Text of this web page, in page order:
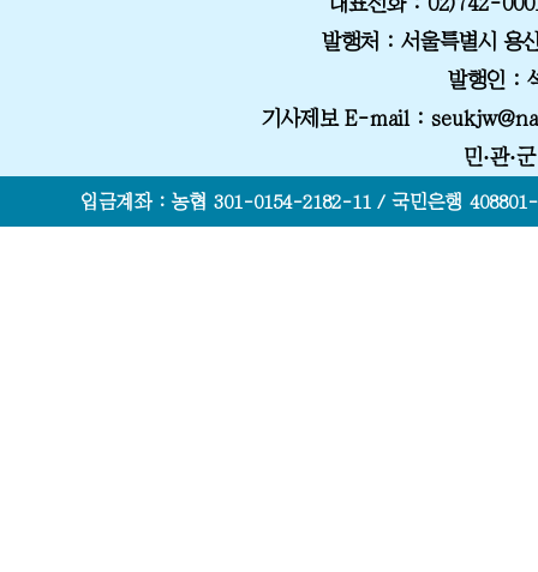
발행처 : 서울특별시 용
발행인 :
기사제보 E-mail :
민·관·
입금계좌 : 농협 301-0154-2182-11 / 국민은행